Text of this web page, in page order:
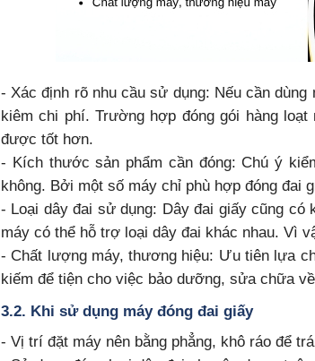
- Xác định rõ nhu cầu sử dụng: Nếu cần
kiêm chi phí. Trường hợp đóng gói hàng
được tốt hơn.
- Kích thước sản phẩm cần đóng: Chú ý
không. Bởi một số máy chỉ phù hợp đóng đai
- Loại dây đai sử dụng: Dây đai giấy cũng có
máy có thể hỗ trợ loại dây đai khác nhau. Vì
- Chất lượng máy, thương hiệu: Ưu tiên lựa
kiếm để tiện cho việc bảo dưỡng, sửa chữa
3.2. Khi sử dụng máy đóng đai giấy
- Vị trí đặt máy nên bằng phẳng, khô ráo để